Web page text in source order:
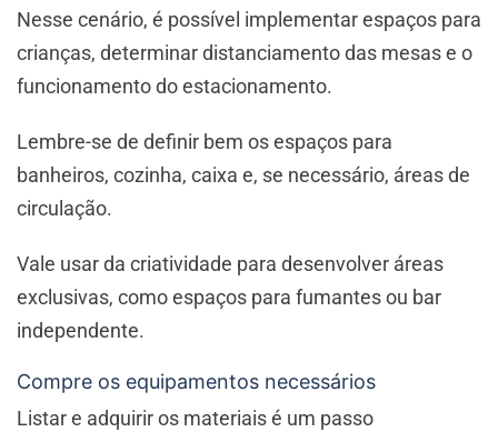
Nesse cenário, é possível implementar espaços para
crianças, determinar distanciamento das mesas e o
funcionamento do estacionamento.
Lembre-se de definir bem os espaços para
banheiros, cozinha, caixa e, se necessário, áreas de
circulação.
Vale usar da criatividade para desenvolver áreas
exclusivas, como espaços para fumantes ou bar
independente.
Compre os equipamentos necessários
Listar e adquirir os materiais é um passo